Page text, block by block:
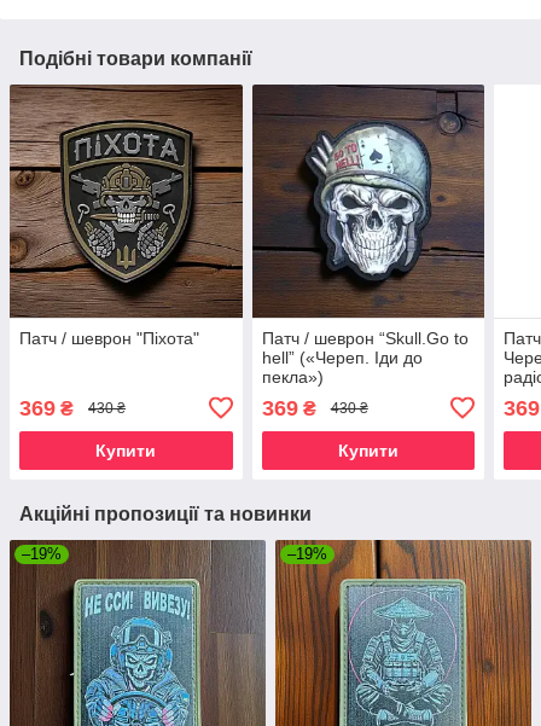
Подібні товари компанії
Патч / шеврон "Піхота"
369 ₴ 430 ₴
Купити
Патч / шеврон “Skull.Go to
hell” («Череп. Іди до
пекла»)
369₴ 430 ₴
Купити
369
Акційні пропозиції та новинки
–19% –19%